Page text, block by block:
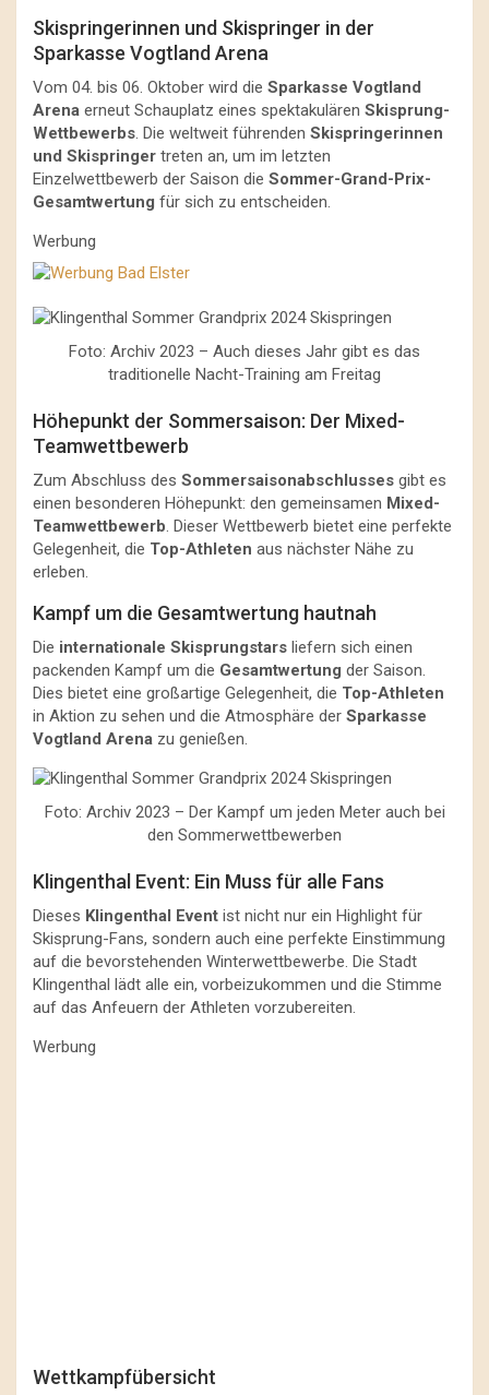
Skispringerinnen und Skispringer in der
Sparkasse Vogtland Arena
Vom 04. bis 06. Oktober wird die Sparkasse Vogtland
Arena erneut Schauplatz eines spektakulären Skisprung-
Wettbewerbs. Die weltweit führenden Skispringerinnen
und Skispringer treten an, um im letzten
Einzelwettbewerb der Saison die Sommer-Grand-Prix-
Gesamtwertung für sich zu entscheiden.
Werbung
Foto: Archiv 2023 – Auch dieses Jahr gibt es das
traditionelle Nacht-Training am Freitag
Höhepunkt der Sommersaison: Der Mixed-
Teamwettbewerb
Zum Abschluss des Sommersaisonabschlusses gibt es
einen besonderen Höhepunkt: den gemeinsamen Mixed-
Teamwettbewerb. Dieser Wettbewerb bietet eine perfekte
Gelegenheit, die Top-Athleten aus nächster Nähe zu
erleben.
Kampf um die Gesamtwertung hautnah
Die internationale Skisprungstars liefern sich einen
packenden Kampf um die Gesamtwertung der Saison.
Dies bietet eine großartige Gelegenheit, die Top-Athleten
in Aktion zu sehen und die Atmosphäre der Sparkasse
Vogtland Arena zu genießen.
Foto: Archiv 2023 – Der Kampf um jeden Meter auch bei
den Sommerwettbewerben
Klingenthal Event: Ein Muss für alle Fans
Dieses Klingenthal Event ist nicht nur ein Highlight für
Skisprung-Fans, sondern auch eine perfekte Einstimmung
auf die bevorstehenden Winterwettbewerbe. Die Stadt
Klingenthal lädt alle ein, vorbeizukommen und die Stimme
auf das Anfeuern der Athleten vorzubereiten.
Werbung
Wettkampfübersicht